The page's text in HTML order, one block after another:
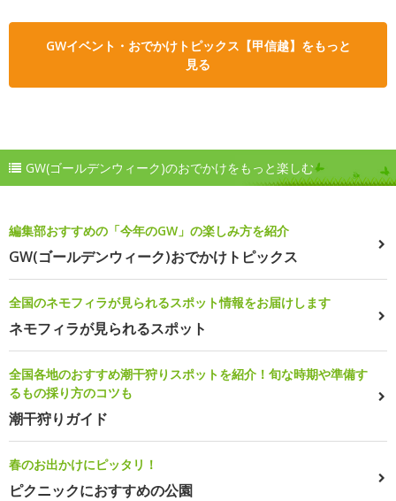
GWイベント・おでかけトピックス【甲信越】をもっと
見る
GW(ゴールデンウィーク)のおでかけをもっと楽しむ
編集部おすすめの「今年のGW」の楽しみ方を紹介
GW(ゴールデンウィーク)おでかけトピックス
全国のネモフィラが見られるスポット情報をお届けします
ネモフィラが見られるスポット
全国各地のおすすめ潮干狩りスポットを紹介！旬な時期や準備す
るもの採り方のコツも
潮干狩りガイド
春のお出かけにピッタリ！
ピクニックにおすすめの公園